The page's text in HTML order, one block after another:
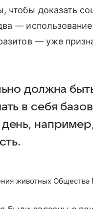
чтобы доказать
—
— уже
должна
в себя
животных Общества